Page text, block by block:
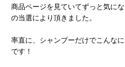
商品ページを見ていてずっと気に
の当選により頂きました。
率直に、シャンプーだけでこんな
です！